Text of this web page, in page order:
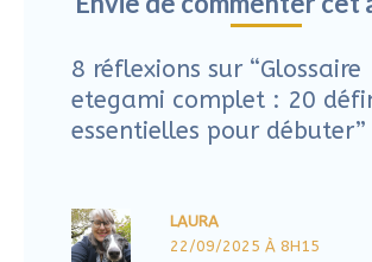
Vous aimeriez aussi